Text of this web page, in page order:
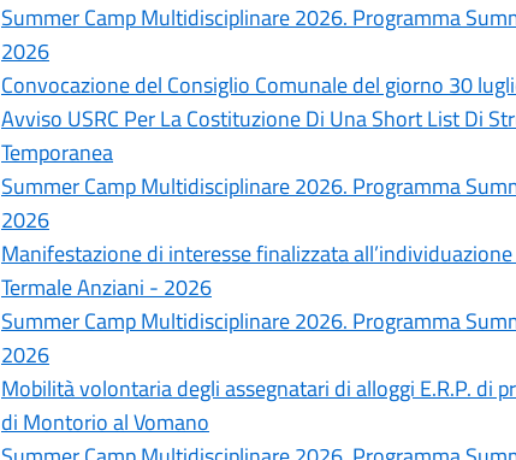
Summer Camp Multidisciplinare 2026. Programma
2026
Convocazione del Consiglio Comunale del giorno 30
Avviso USRC Per La Costituzione Di Una Short List Di
Temporanea
Summer Camp Multidisciplinare 2026. Programma
2026
Manifestazione di interesse finalizzata
Termale Anziani - 2026
Summer Camp Multidisciplinare 2026. Programma
2026
Mobilità volontaria degli assegnatari di alloggi E.R.P. di
di Montorio al Vomano